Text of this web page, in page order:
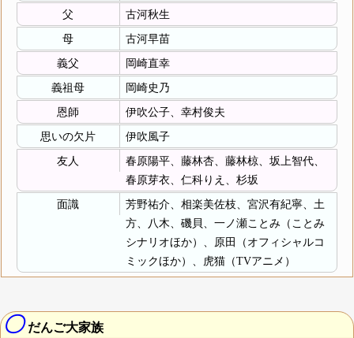
父
古河秋生
母
古河早苗
義父
岡崎直幸
義祖母
岡崎史乃
恩師
伊吹公子、幸村俊夫
思いの欠片
伊吹風子
友人
春原陽平、藤林杏、藤林椋、坂上智代、
春原芽衣、仁科りえ、杉坂
面識
芳野祐介、相楽美佐枝、宮沢有紀寧、土
方、八木、磯貝、一ノ瀬ことみ（ことみ
シナリオほか）、原田（オフィシャルコ
ミックほか）、虎猫（TVアニメ）
〇 だんご大家族